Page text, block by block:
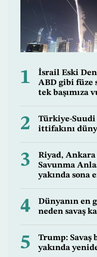
1
İsrail Eski
ABD gibi füze
tek başımıza
2
Türkiye-
ittifakını
3
Riyad, Ankara
Savunma
yakında sona
4
Dünyanın en
neden savaş
5
Trump: Savaş
yakında